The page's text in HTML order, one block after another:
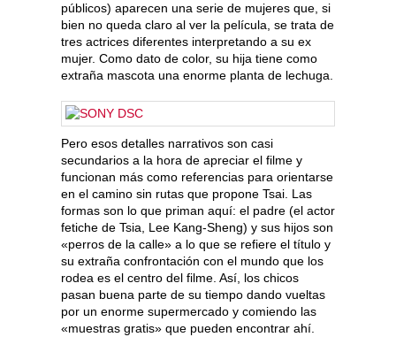
públicos) aparecen una serie de mujeres que, si
bien no queda claro al ver la película, se trata de
tres actrices diferentes interpretando a su ex
mujer. Como dato de color, su hija tiene como
extraña mascota una enorme planta de lechuga.
Pero esos detalles narrativos son casi
secundarios a la hora de apreciar el filme y
funcionan más como referencias para orientarse
en el camino sin rutas que propone Tsai. Las
formas son lo que priman aquí: el padre (el actor
fetiche de Tsia, Lee Kang-Sheng) y sus hijos son
«perros de la calle» a lo que se refiere el título y
su extraña confrontación con el mundo que los
rodea es el centro del filme. Así, los chicos
pasan buena parte de su tiempo dando vueltas
por un enorme supermercado y comiendo las
«muestras gratis» que pueden encontrar ahí.